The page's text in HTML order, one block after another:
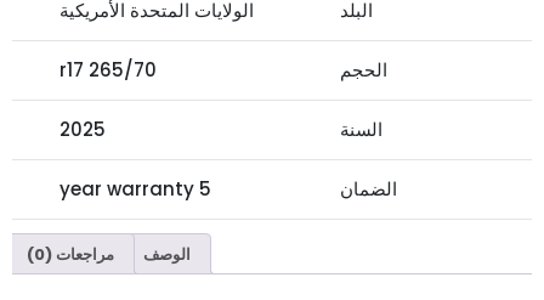
البلد الولايات المتحدة الأمريكية
الحجم 265/70 r17
السنة 2025
الضمان 5 year warranty
الوصف مراجعات (0)